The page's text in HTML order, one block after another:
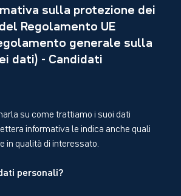
sulla protezione dei
Regolamento UE
generale sulla
dati) - Candidati
su come trattiamo i suoi dati
informativa le indica anche quali
in qualità di interessato.
personali?